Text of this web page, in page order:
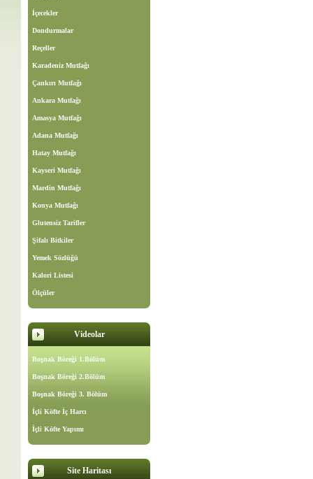
İçecekler
Dondurmalar
Reçeller
Karadeniz Mutfağı
Çankırı Mutfağı
Ankara Mutfağı
Amasya Mutfağı
Adana Mutfağı
Hatay Mutfağı
Kayseri Mutfağı
Mardin Mutfağı
Konya Mutfağı
Glutensiz Tarifler
Şifalı Bitkiler
Yemek Sözlüğü
Kalori Listesi
Ölçüler
Videolar
Boşnak Böreği 1.Bölüm
Boşnak Böreği 2.Bölüm
Boşnak Böreği 3. Bölüm
İçli Köfte İç Harcı
İçli Köfte Yapımı
Site Haritası